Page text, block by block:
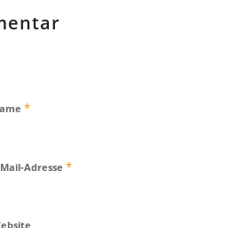
*
Mail-Adresse *